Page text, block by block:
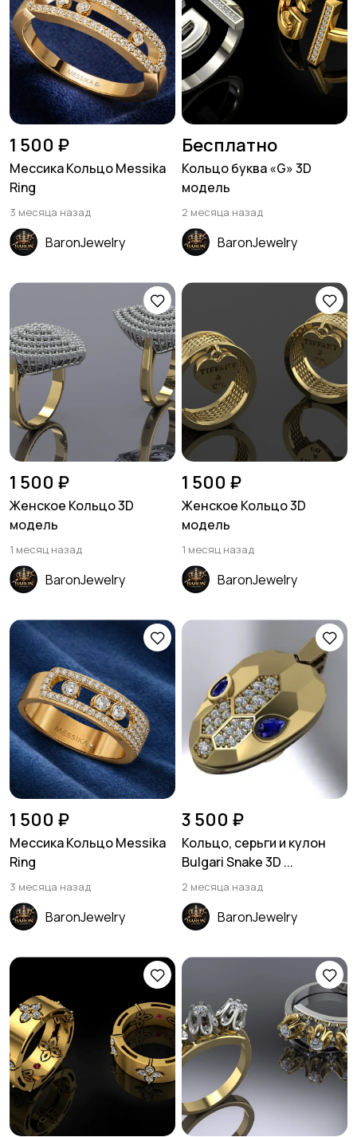
1 500 ₽
Мессика Кольцо Messika
Ring
3 месяца назад
BaronJewelry
Бесплатно
Кольцо буква «G» 3D
модель
2 месяца назад
BaronJewelry
1 500 ₽
Женское Кольцо 3D
модель
1 месяц назад
BaronJewelry
1 500 ₽
Женское Кольцо 3D
модель
1 месяц назад
BaronJewelry
1 500 ₽
Мессика Кольцо Messika
Ring
3 месяца назад
BaronJewelry
3 500 ₽
Кольцо, серьги и кулон
Bulgari Snake 3D ...
2 месяца назад
BaronJewelry